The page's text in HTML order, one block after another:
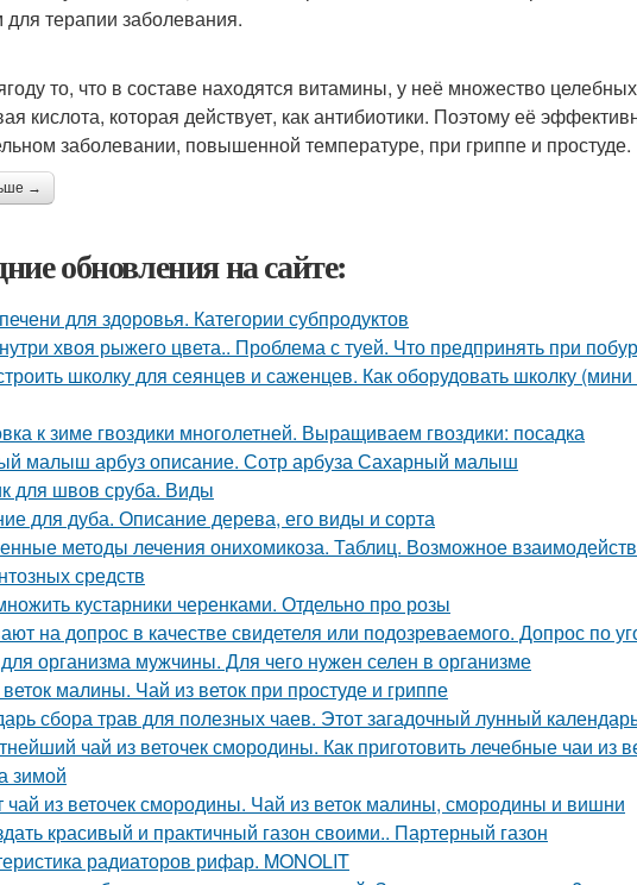
для терапии заболевания.
то, что в составе находятся витамины, у неё множество
кислота, которая действует, как антибиотики. Поэтому её
заболевании, повышенной температуре, при гриппе и простуде.
→
обновления на сайте:
для здоровья. Категории субпродуктов
хвоя рыжего цвета.. Проблема с туей. Что предпринять при
школку для сеянцев и саженцев. Как оборудовать школку
к зиме гвоздики многолетней. Выращиваем гвоздики: посадка
малыш арбуз описание. Сотр арбуза Сахарный малыш
для швов сруба. Виды
для дуба. Описание дерева, его виды и сорта
методы лечения онихомикоза. Таблиц. Возможное
средств
кустарники черенками. Отдельно про розы
на допрос в качестве свидетеля или подозреваемого. Допрос по
организма мужчины. Для чего нужен селен в организме
малины. Чай из веток при простуде и гриппе
сбора трав для полезных чаев. Этот загадочный лунный
чай из веточек смородины. Как приготовить лечебные чаи из
зимой
чай из веточек смородины. Чай из веток малины, смородины и вишни
красивый и практичный газон своими.. Партерный газон
радиаторов рифар. MONOLIT